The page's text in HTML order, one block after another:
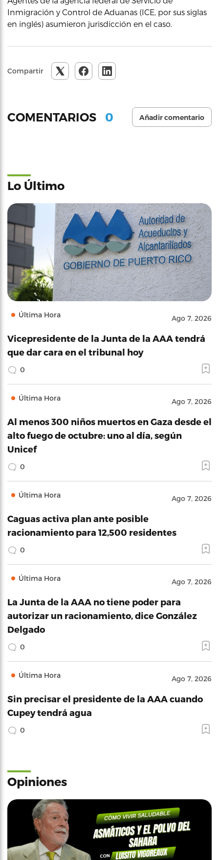
Inmigración y Control de Aduanas (ICE, por sus siglas
en inglés) asumieron jurisdicción en el caso.
Compartir
COMENTARIOS 0 Añadir comentario
Lo Último
Última Hora Ago 7, 2026
Vicepresidente de la Junta de la AAA tendrá
que dar cara en el tribunal hoy
0
Última Hora Ago 7, 2026
Al menos 300 niños muertos en Gaza desde el
alto fuego de octubre: uno al día, según
Unicef
0
Última Hora Ago 7, 2026
Caguas activa plan ante posible
racionamiento para 12,500 residentes
0
Última Hora Ago 7, 2026
La Junta de la AAA no tiene poder para
autorizar un racionamiento, dice González
Delgado
0
Última Hora Ago 7, 2026
Sin precisar el presidente de la AAA cuando
Cupey tendrá agua
0
Opiniones